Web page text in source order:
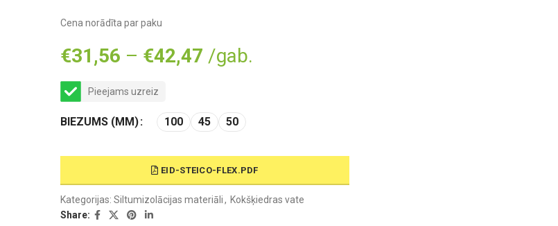
Cena norādīta par paku
€31,56 – €42,47 /gab.
Pieejams uzreiz
BIEZUMS (MM) 100 45 50
EID-STEICO-FLEX.PDF
Kategorijas: Siltumizolācijas materiāli, Kokšķiedras vate
Share: